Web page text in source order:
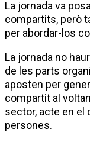
La jornada va
compartits, però
per abordar-los
La jornada no
de les parts
aposten per
compartit al
sector, acte en el
persones.